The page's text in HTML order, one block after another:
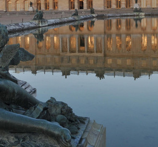
Relations | 广告服务 | 诚征英才